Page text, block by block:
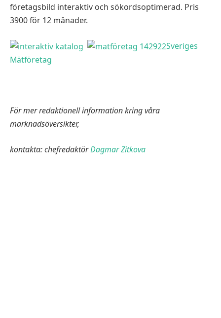
företagsbild interaktiv och sökordsoptimerad. Pris
3900 för 12 månader.
Sveriges
Mätföretag
För mer redaktionell information kring våra
marknadsöversikter,
kontakta: chefredaktörDagmar Zitkova